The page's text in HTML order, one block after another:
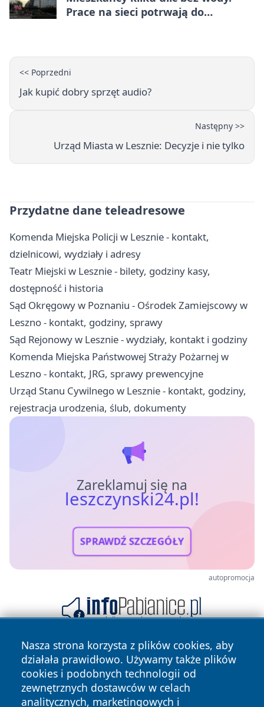
Prace na sieci potrwają do
<< Poprzedni
Jak kupić dobry sprzęt audio?
Następny >>
Urząd Miasta w Lesznie: Decyzje i nie tylko
Przydatne dane teleadresowe
Komenda Miejska Policji w Lesznie - kontakt,
dzielnicowi, wydziały i adresy
Teatr Miejski w Lesznie - bilety, godziny kasy,
dostępność i historia
Sąd Okręgowy w Poznaniu - Ośrodek Zamiejscowy w
Leszno - kontakt, godziny, sprawy
Sąd Rejonowy w Lesznie - wydziały, kontakt i godziny
Komenda Miejska Państwowej Straży Pożarnej w
Leszno - kontakt, JRG, sprawy prewencyjne
Urząd Stanu Cywilnego w Lesznie - kontakt, godziny,
rejestracja urodzenia, ślub, dokumenty
Zareklamuj się na
leszczynski24.pl!
SPRAWDŹ SZCZEGÓŁY
autopromocja
Nasza strona korzysta z plików cookies, aby
działała prawidłowo. Używamy także plików
cookies i podobnych technologii od
zewnętrznych dostawców w celach
analitycznych, marketingowych i